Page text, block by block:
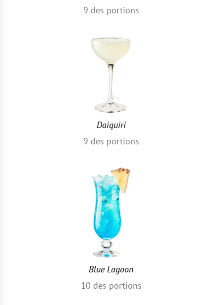
9 des portions
Daiquiri
9 des portions
Blue Lagoon
10 des portions